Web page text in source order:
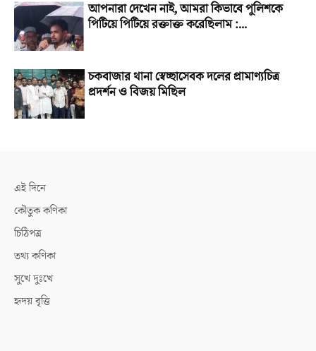
আপনারা দেখেন নাই, আমরা কিভাবে পুলিশকে
পিটিয়ে পিটিয়ে রক্তাক্ত করেছিলাম :...
চকবাজার থানা স্বেচ্ছাসেবক দলের প্রামাণ্যচিত্র
প্রদর্শন ও বিজয় মিছিল
এই দিনে
কৌতুক কণিকা
চিঠিপত্র
তথ্য কণিকা
সুখে দুঃখে
হৃদয় বৃত্তি